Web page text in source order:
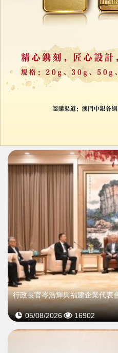
岑浩輝邀閩企到澳琴投資興業
行政長官岑浩輝與福建企業代表
05/08/2026 16902